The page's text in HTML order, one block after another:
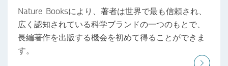
Nature Booksにより、著者は世界で最も信頼され、
広く認知されている科学ブランドの一つのもとで、
長編著作を出版する機会を初めて得ることができま
す。